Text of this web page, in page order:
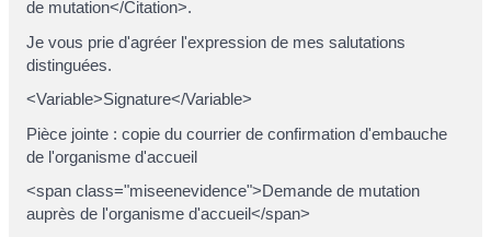
de mutation</Citation>.
Je vous prie d'agréer l'expression de mes salutations
distinguées.
<Variable>Signature</Variable>
Pièce jointe : copie du courrier de confirmation d'embauche
de l'organisme d'accueil
<span class="miseenevidence">Demande de mutation
auprès de l'organisme d'accueil</span>